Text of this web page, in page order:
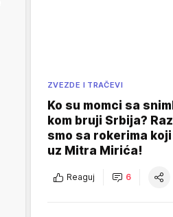
ZVEZDE I TRAČEVI
Ko su momci sa
kom bruji Srbija?
smo sa rokerima
uz Mitra Mirića!
Reaguj 6